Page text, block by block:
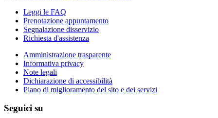
Leggi le FAQ
Prenotazione appuntamento
Segnalazione disservizio
Richiesta d'assistenza
Amministrazione trasparente
Informativa privacy
Note legali
Dichiarazione di accessibilità
Piano di miglioramento del sito e dei servizi
Seguici su